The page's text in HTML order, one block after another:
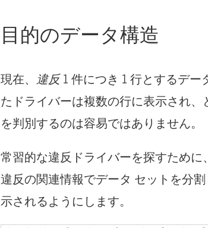
目的のデータ構造
現在、 違反1 件につき 1 行とするデー
たドライバーは複数の行に表示され
を判別するのは容易ではありません。
常習的な違反ドライバーを探すため
違反の関連情報でデータ セットを分割
示されるようにします。